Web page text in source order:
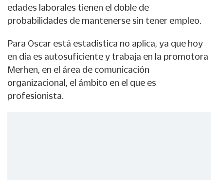
edades laborales tienen el doble de
probabilidades de mantenerse sin tener empleo.
Para Oscar está estadística no aplica, ya que hoy
en día es autosuficiente y trabaja en la promotora
Merhen, en el área de comunicación
organizacional, el ámbito en el que es
profesionista.